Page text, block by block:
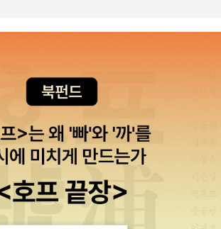
인은 자기를 착취하면서 자발적으로 생산성을
다. 할 수 있기 때문에 할 수 없다는 사실은 부
과를 낼 수 있다. 달리 말하면 성과를 내지 못
택이고 책임이라 믿으며 끊임없이 앞만 보고
구하다 모두 손해를 보는 상황을 하청사회에서
현상이 일어난다. 건물주는 독점적 지위를
료 수익으로 다른 부동산을 매입하는 등 지속
대하고 있다. 시장 경쟁에 참여하지 않는 비생
주화는 급격히 변화된 경제 환경에 적응하기
세운 경영 방식이다. 한 기업이 ‘모든 것을 잘 하
, 즉 하청업체에 맡겨 시너지 효과를 끌어내는
할 뿐이다. * 양정호 《하청
전락한다. 프리젠티즘(Presenteeism)이란 용
했지만 누적된 피로와 업무 스트레스 때문에
근로자의 무기력한 상태를 말한다. 이들은 몸
로 향한다. 아파서 결근하면 수당을 받지 못할
이익을 당할 수 있다. 방 안에서 전전긍긍하는
직면한 근로자의 모습이다. 잠자는 한 번의 결